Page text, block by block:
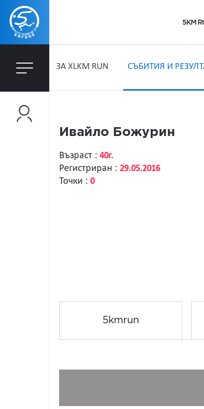
5KM
ЗA XLKM RUN СЪБИТИЯ И
Ивайло Божурин
Възраст : 40г.
Регистриран : 29.05.2016
Точки : 0
5kmrun